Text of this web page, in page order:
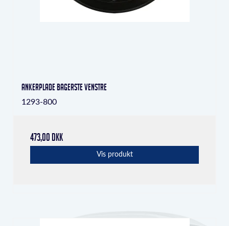
Ankerplade bagerste venstre
1293-800
473,00 DKK
Vis produkt